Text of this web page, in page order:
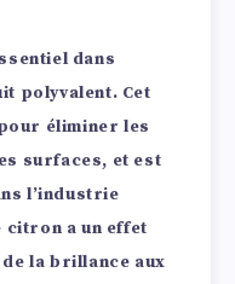
dans
polyvalent. Cet
éliminer les
surfaces, et est
l’industrie
citron a un effet
la brillance aux